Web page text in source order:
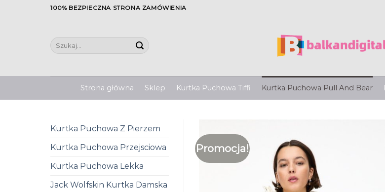
100% BEZPIECZNA STRONA ZAMÓWIENIA
Szukaj:
Strona główna Sklep Kurtka Puchowa Tiffi Kurtka Puchowa Pull And Bear
Kurtka Puchowa Z Pierzem
Kurtka Puchowa Przejsciowa
Kurtka Puchowa Lekka
Jack Wolfskin Kurtka Damska
Promocja!